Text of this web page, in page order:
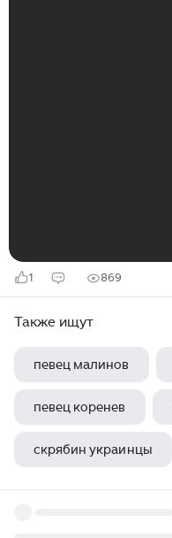
1 869
Также ищут
певец малинов
певец коренев
скрябин украинцы